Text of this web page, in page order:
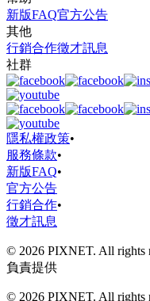
新版FAQ官方公告
其他
行銷合作徵才訊息
社群
隱私權政策•
服務條款•
新版FAQ•
官方公告
行銷合作•
徵才訊息
© 2026 PIXNET. All rights
負責提供
© 2026 PIXNET. All rights